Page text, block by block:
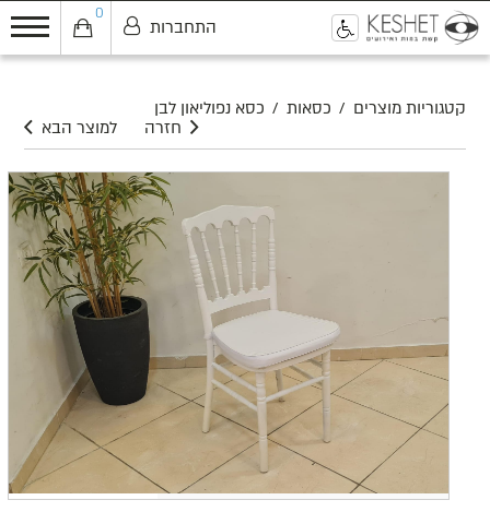
0
התחברות
קטגוריות מוצרים / כסאות / כסא נפוליאון לבן
למוצר הבא
חזרה